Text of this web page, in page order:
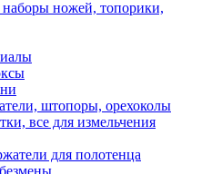
ножей, топорики,
штопоры, орехоколы
все для измельчения
для полотенца